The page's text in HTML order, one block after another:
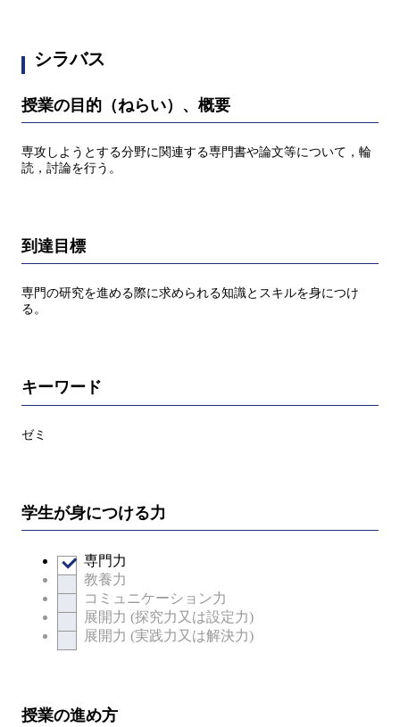
シラバス
授業の目的（ねらい）、概要
専攻しようとする分野に関連する専門書や論文等について，輪
読，討論を行う。
到達目標
専門の研究を進める際に求められる知識とスキルを身につけ
る。
キーワード
ゼミ
学生が身につける力
専門力
教養力
コミュニケーション力
展開力 (探究力又は設定力)
展開力 (実践力又は解決力)
授業の進め方